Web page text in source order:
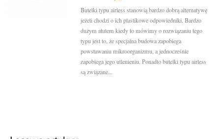
Butelki typu airless stanowią bardzo dobrą alternatywę
jeżeli chodzi o ich plastikowe odpowiedniki. Bardzo
dużym atutem kiedy to mówimy o rozwiązaniu tego
typu jest to, że specjalna budowa zapobiega
powstawaniu mikroorganizmu, a jednocześnie
zapobiega jego utlenieniu. Ponadto butelki typu airless
są związane...